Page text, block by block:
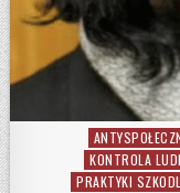
Posted in
KONTROLA
PRAKTYKI